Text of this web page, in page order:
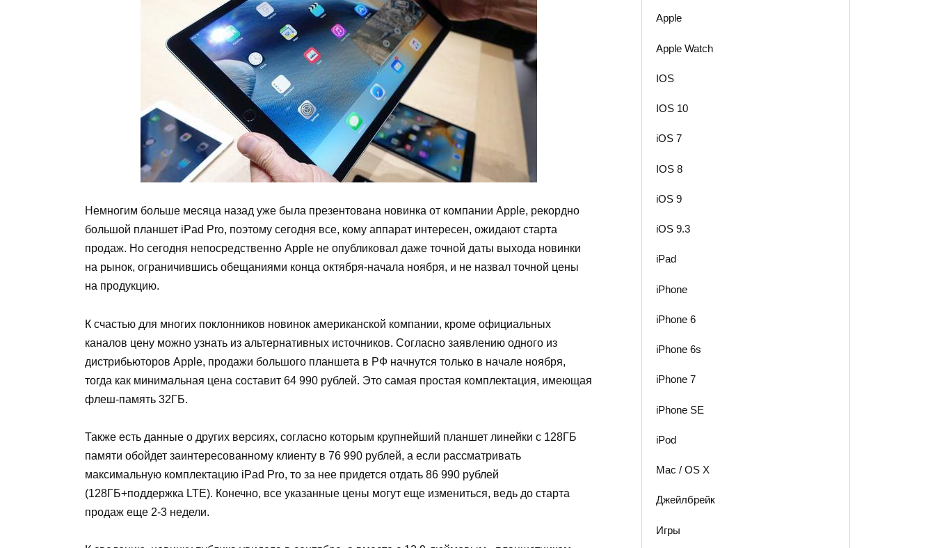
Немногим больше месяца назад уже была презентована новинка от компании Apple, рекордно
большой планшет iPad Pro, поэтому сегодня все, кому аппарат интересен, ожидают старта
продаж. Но сегодня непосредственно Apple не опубликовал даже точной даты выхода новинки
на рынок, ограничившись обещаниями конца октября-начала ноября, и не назвал точной цены
на продукцию.
К счастью для многих поклонников новинок американской компании, кроме официальных
каналов цену можно узнать из альтернативных источников. Согласно заявлению одного из
дистрибьюторов Apple, продажи большого планшета в РФ начнутся только в начале ноября,
тогда как минимальная цена составит 64 990 рублей. Это самая простая комплектация, имеющая
флеш-память 32ГБ.
Также есть данные о других версиях, согласно которым крупнейший планшет линейки с 128ГБ
памяти обойдет заинтересованному клиенту в 76 990 рублей, а если рассматривать
максимальную комплектацию iPad Pro, то за нее придется отдать 86 990 рублей
(128ГБ+поддержка LTE). Конечно, все указанные цены могут еще измениться, ведь до старта
продаж еще 2-3 недели.
Apple
Apple Watch
IOS
IOS 10
iOS 7
IOS 8
iOS 9
iOS 9.3
iPad
iPhone
iPhone 6
iPhone 6s
iPhone 7
iPhone SE
iPod
Mac / OS X
Джейлбрейк
Игры